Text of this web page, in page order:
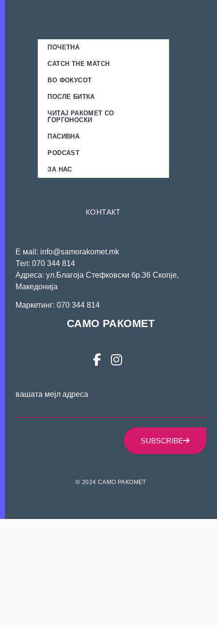
ПОЧЕТНА
CATCH THE MATCH
ВО ФОКУСОТ
ПОСЛЕ БИТКА
ЧИТАЈ РАКОМЕТ СО
ЃОРГОНОСКИ
ПАСИВНА
PODCAST
ЗА НАС
КОНТАКТ
Е мail: info@samorakomet.mk
Тел: 070 344 814
Адреса: ул.Благоја Стефковски бр.36 Скопје,
Македонија
Mаркетинг: 070 344 814
САМО РАКОМЕТ
вашата мејл адреса
SUBSCRIBE
© 2024 САМО РАКОМЕТ